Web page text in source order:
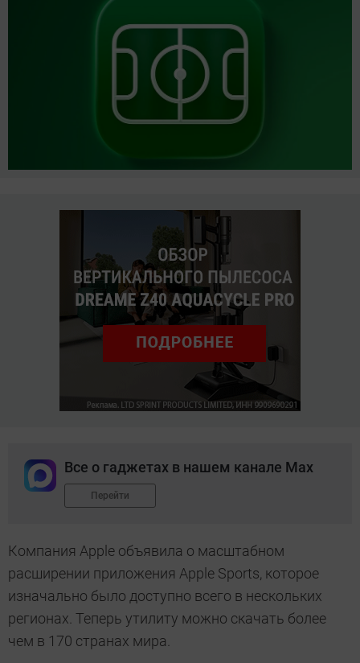
Все о гаджетах в нашем канале Max
Перейти
Компания Apple объявила о масштабном
расширении приложения Apple Sports, которое
изначально было доступно всего в нескольких
регионах. Теперь утилиту можно скачать более
чем в 170 странах мира.